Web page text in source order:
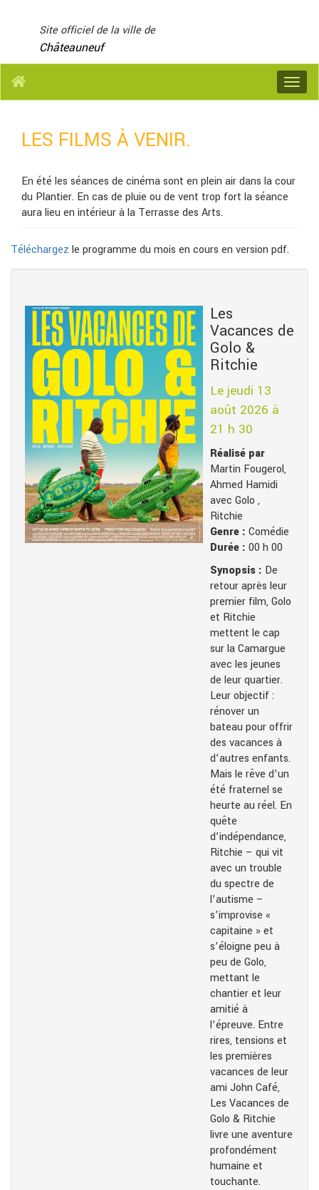
Site officiel de la ville de
Châteauneuf
Menu
LES FILMS À VENIR.
En été les séances de cinéma sont en plein air dans la cour
du Plantier. En cas de pluie ou de vent trop fort la séance
aura lieu en intérieur à la Terrasse des Arts.
Téléchargez le programme du mois en cours en version pdf.
Les
Vacances de
Golo &
Ritchie
Le jeudi 13
août 2026 à
21 h 30
Réalisé par
Martin Fougerol,
Ahmed Hamidi
avec Golo ,
Ritchie
Genre : Comédie
Durée : 00 h 00
Synopsis : De
retour après leur
premier film, Golo
et Ritchie
mettent le cap
sur la Camargue
avec les jeunes
de leur quartier.
Leur objectif :
rénover un
bateau pour offrir
des vacances à
d’autres enfants.
Mais le rêve d’un
été fraternel se
heurte au réel. En
quête
d’indépendance,
Ritchie – qui vit
avec un trouble
du spectre de
l’autisme –
s’improvise «
capitaine » et
s’éloigne peu à
peu de Golo,
mettant le
chantier et leur
amitié à
l’épreuve. Entre
rires, tensions et
les premières
vacances de leur
ami John Café,
Les Vacances de
Golo & Ritchie
livre une aventure
profondément
humaine et
touchante.